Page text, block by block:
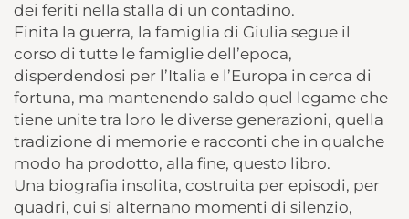
dei feriti nella stalla di un contadino.
Finita la guerra, la famiglia di Giulia segue il
corso di tutte le famiglie dell’epoca,
disperdendosi per l’Italia e l’Europa in cerca di
fortuna, ma mantenendo saldo quel legame che
tiene unite tra loro le diverse generazioni, quella
tradizione di memorie e racconti che in qualche
modo ha prodotto, alla fine, questo libro.
Una biografia insolita, costruita per episodi, per
quadri, cui si alternano momenti di silenzio,